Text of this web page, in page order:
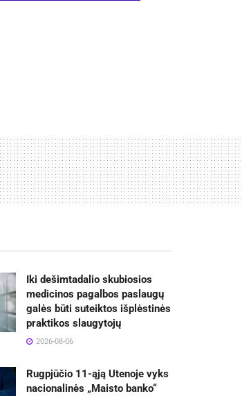
Iki dešimtadalio skubiosios
medicinos pagalbos paslaugų
galės būti suteiktos išplėstinės
praktikos slaugytojų
2026-08-06
Rugpjūčio 11-ąją Utenoje vyks
nacionalinės „Maisto banko“